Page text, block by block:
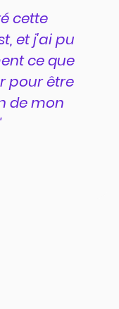
cette
et j'ai pu
ce que
pour être
de mon